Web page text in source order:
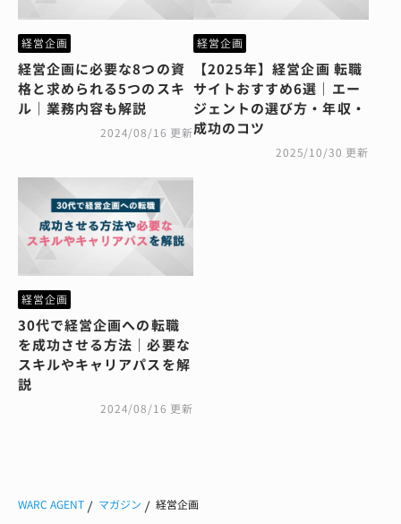
経営企画
経営企画に必要な8つの資
格と求められる5つのスキ
ル｜業務内容も解説
2024/08/16 更新
経営企画
【2025年】経営企画 転職
サイトおすすめ6選｜エー
ジェントの選び方・年収・
成功のコツ
2025/10/30 更新
経営企画
30代で経営企画への転職
を成功させる方法｜必要な
スキルやキャリアパスを解
説
2024/08/16 更新
WARC AGENT マガジン 経営企画